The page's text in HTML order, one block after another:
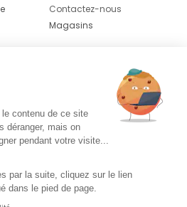
Contactez-nous
Magasins
& le
contenu de ce site
déranger, mais on
pendant votre visite...
par la suite, cliquez sur le lien
dans le pied de page.